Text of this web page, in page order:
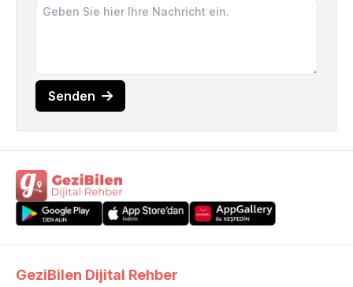
Senden
GeziBilen Dijital Rehber